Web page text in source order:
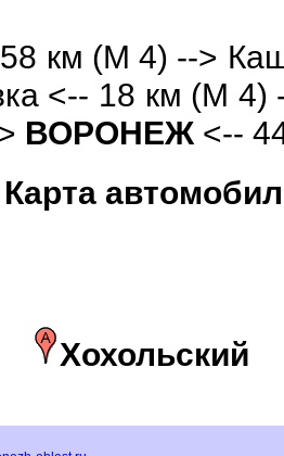
км (М 4) -->
<-- 18 км (М
ОРОНЕЖ <--
Карта
Хохольский